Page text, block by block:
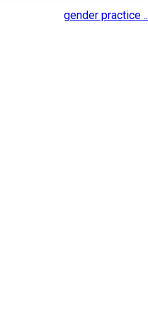
gender practice ..